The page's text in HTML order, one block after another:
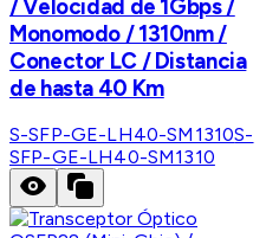
/ Velocidad de 1Gbps /
Monomodo / 1310nm /
Conector LC / Distancia
de hasta 40 Km
S-SFP-GE-LH40-SM1310S-
SFP-GE-LH40-SM1310